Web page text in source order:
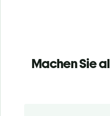
Machen Sie